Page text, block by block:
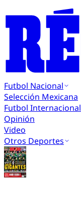
Futbol Nacional
Selección Mexicana
Futbol Internacional
Opinión
Video
Otros Deportes